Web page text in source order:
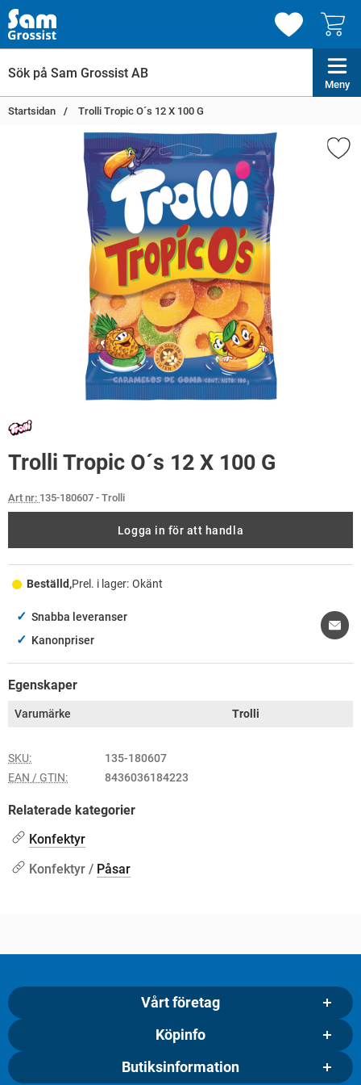
Meny
Startsidan Trolli Tropic O´s 12 X 100 G
Trolli Tropic O´s 12 X 100 G
Art nr: 135-180607 - Trolli
Logga in för att handla
Beställd,Prel. i lager: Okänt
✓ Snabba leveranser
✓ Kanonpriser
Egenskaper
Varumärke Trolli
SKU:
135-180607
EAN / GTIN:
8436036184223
Relaterade kategorier
Konfektyr
Konfektyr / Påsar
Vårt företag
Köpinfo
Butiksinformation